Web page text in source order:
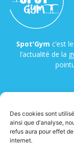
Des cookies sont
ainsi que d'analyse,
refus aura pour effet
internet.
Spot'Gym c’est
l’actualité de la